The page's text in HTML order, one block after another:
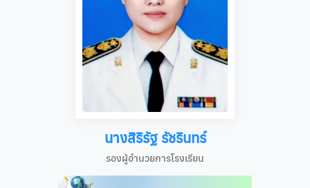
นางสิริรัฐ รัชรินทร์
รองผู้อำนวยการโรงเรียน